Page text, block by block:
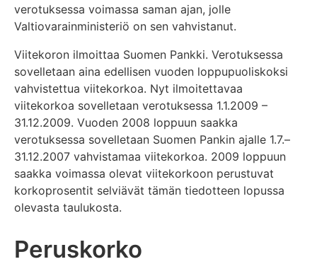
verotuksessa voimassa saman ajan, jolle
Valtiovarainministeriö on sen vahvistanut.
Viitekoron ilmoittaa Suomen Pankki. Verotuksessa
sovelletaan aina edellisen vuoden loppupuoliskoksi
vahvistettua viitekorkoa. Nyt ilmoitettavaa
viitekorkoa sovelletaan verotuksessa 1.1.2009 –
31.12.2009. Vuoden 2008 loppuun saakka
verotuksessa sovelletaan Suomen Pankin ajalle 1.7.–
31.12.2007 vahvistamaa viitekorkoa. 2009 loppuun
saakka voimassa olevat viitekorkoon perustuvat
korkoprosentit selviävät tämän tiedotteen lopussa
olevasta taulukosta.
Peruskorko